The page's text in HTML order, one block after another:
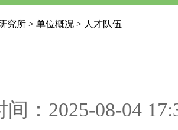
究所 > 单位概况 > 人才队伍
间：2025-08-04